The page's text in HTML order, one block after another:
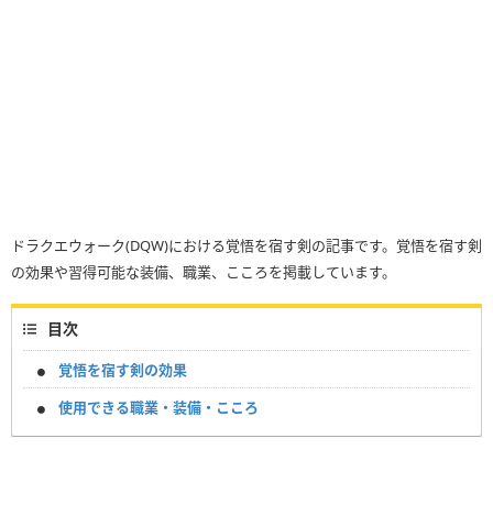
ドラクエウォーク(DQW)における覚悟を宿す剣の記事です。覚悟を宿す剣
の効果や習得可能な装備、職業、こころを掲載しています。
目次
覚悟を宿す剣の効果
使用できる職業・装備・こころ